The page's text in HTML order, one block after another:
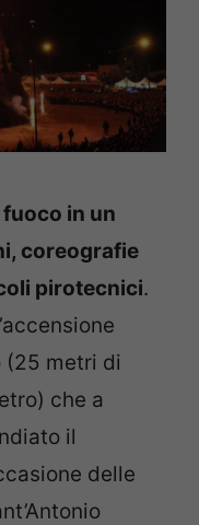
in un
coreografie
pirotecnici.
(25 metri di
che a
il
delle